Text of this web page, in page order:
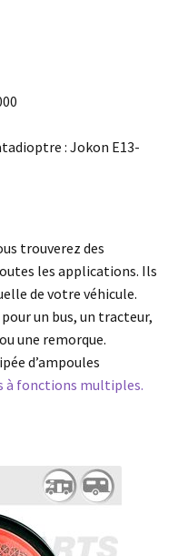
: Jokon E13-
trouverez des
les applications. Ils
de votre véhicule.
un bus, un tracteur,
une remorque.
d’ampoules
à fonctions multiples.